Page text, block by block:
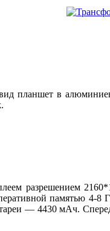
планшет в
разрешением
памятью 4-8
— 4430 мАч.